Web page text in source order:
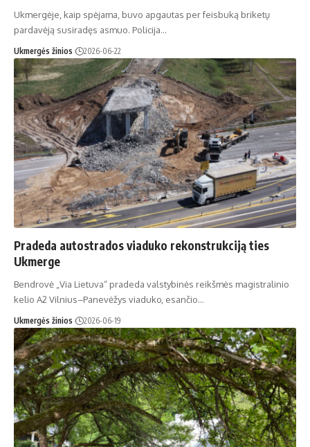
Ukmergėje, kaip spėjama, buvo apgautas per feisbuką briketų
pardavėją susiradęs asmuo. Policija…
Ukmergės žinios 2026-06-22
Pradeda autostrados viaduko rekonstrukciją ties
Ukmerge
Bendrovė „Via Lietuva“ pradeda valstybinės reikšmės magistralinio
kelio A2 Vilnius–Panevėžys viaduko, esančio…
Ukmergės žinios 2026-06-19